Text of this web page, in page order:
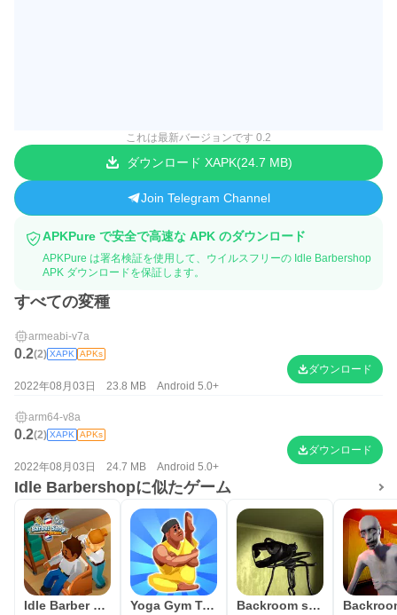
これは最新バージョンです 0.2
ダウンロード XAPK 24.7 MB
Join Telegram Channel
APKPure で安全で高速な APK のダウンロード
APKPure は署名検証を使用して、ウイルスフリーの Idle Barbershop
APK ダウンロードを保証します。
すべての変種
armeabi-v7a
0.2(2) XAPK APKs
2022年08月03日 23.8 MB Android 5.0+
ダウンロード
arm64-v8a
0.2(2) XAPK APKs
2022年08月03日 24.7 MB Android 5.0+
ダウンロード
Idle Barbershopに似たゲーム
Idle Barber Shop Tycoon - 経営ゲー Yoga Gym Tycoon: Idle Game Backroom survival